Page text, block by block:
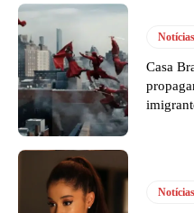
Notícias
Casa
Notícias